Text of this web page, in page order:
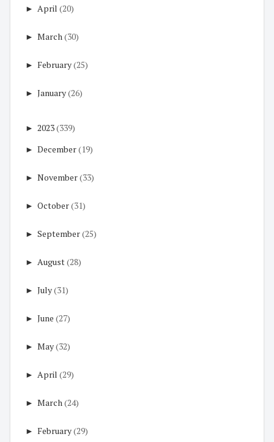
► April (20)
► March(30)
► February(25)
► January(26)
► 2023(339)
► December(19)
► November(33)
► October(31)
► September(25)
► August(28)
► July(31)
► June (27)
► May(32)
► April (29)
► March(24)
► February(29)